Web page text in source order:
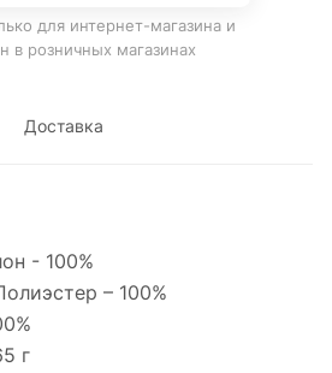
для интернет-магазина и
в розничных магазинах
Доставка
- 100%
– 100%
г